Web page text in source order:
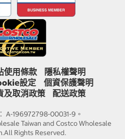
使用條款
隱私權聲明
設定
個資保護聲明
及取消政策 配送政策
A-196972798-00031-9。
Taiwan and Costco Wholesale
Rights Reserved.